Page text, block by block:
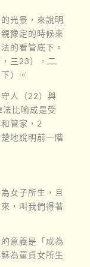
光景，來說明
豫定的時候來
的看管底下。
三23），二
）。
人（22）與
比喻成是受
管家，2
地說明前一階
女子所生，且
，叫我們得著
意義是「成為
為童貞女所生